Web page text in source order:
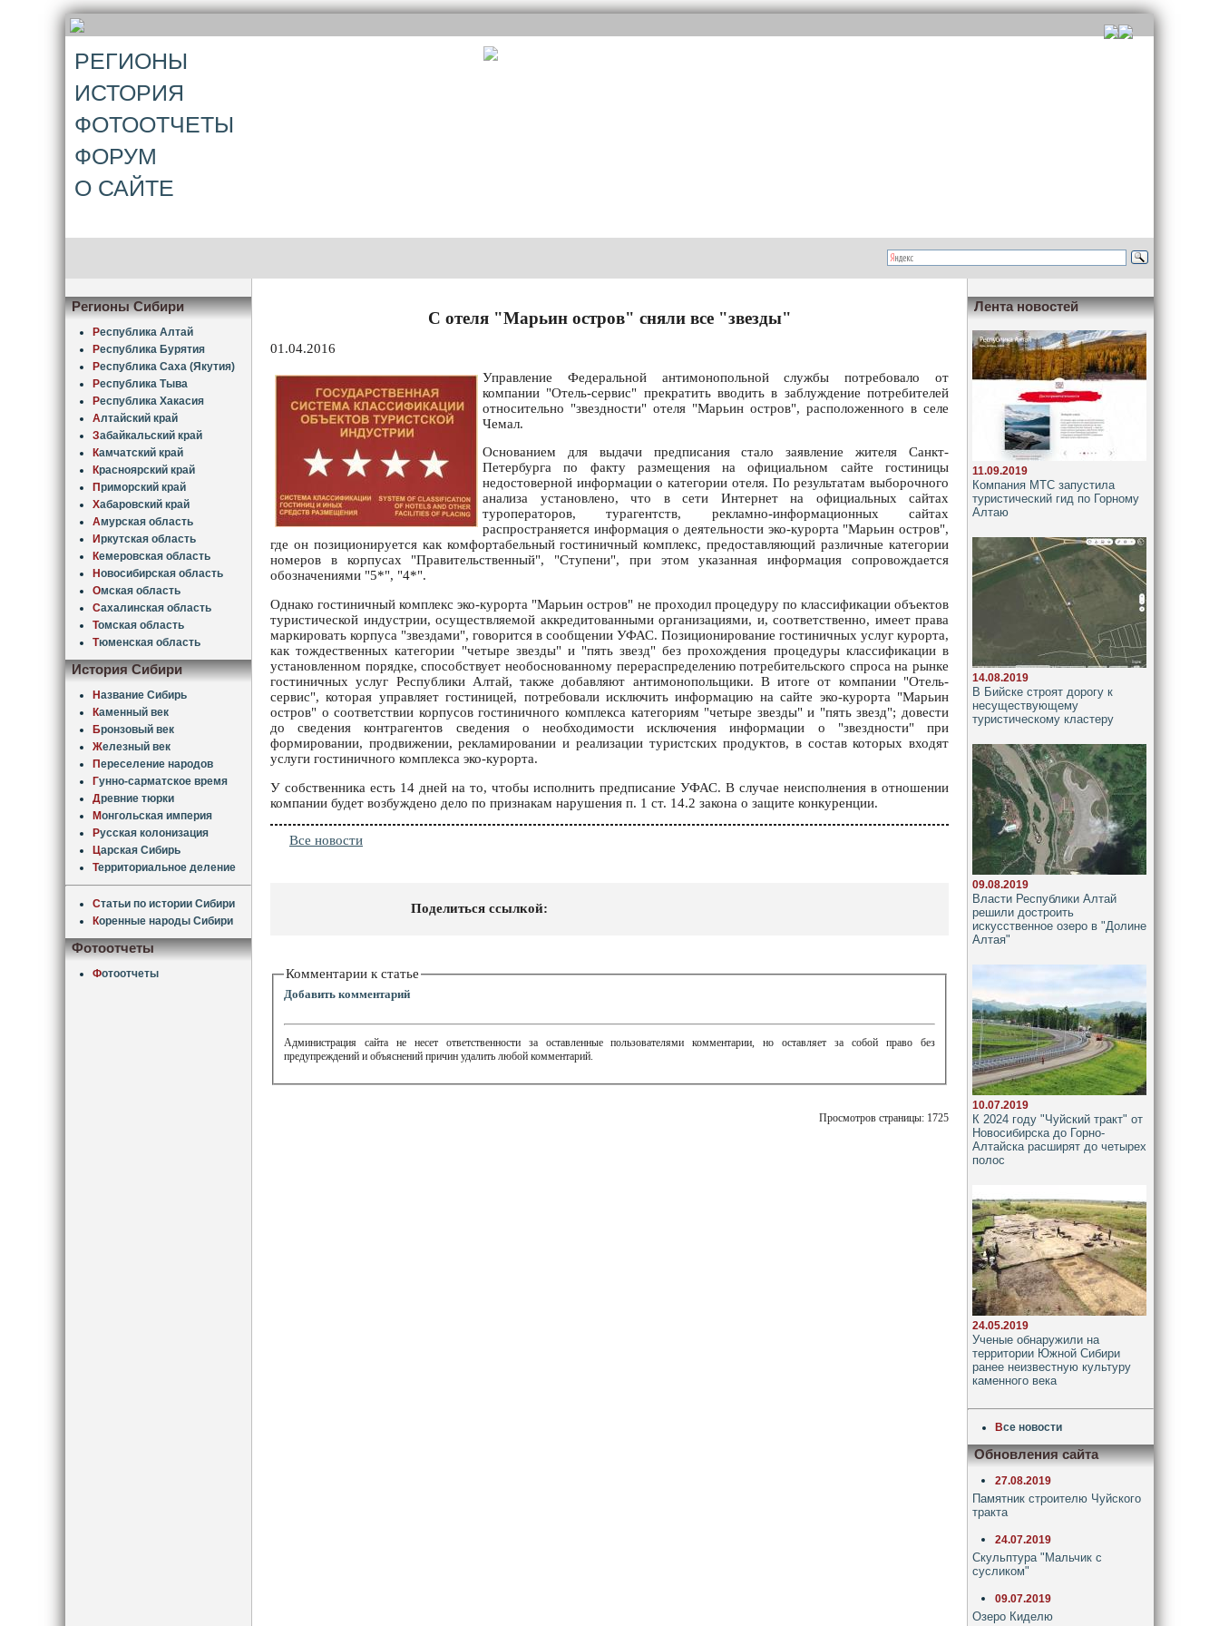
РЕГИОНЫ
ИСТОРИЯ
ФОТООТЧЕТЫ
ФОРУМ
О САЙТЕ
Регионы Сибири
Республика Алтай
Республика Бурятия
Республика Саха (Якутия)
Республика Тыва
Республика Хакасия
Алтайский край
Забайкальский край
Камчатский край
Красноярский край
Приморский край
Хабаровский край
Амурская область
Иркутская область
Кемеровская область
Новосибирская область
Омская область
Сахалинская область
Томская область
Тюменская область
История Сибири
Название Сибирь
Каменный век
Бронзовый век
Железный век
Переселение народов
Гунно-сарматское время
Древние тюрки
Монгольская империя
Русская колонизация
Царская Сибирь
Территориальное деление
Статьи по истории Сибири
Коренные народы Сибири
Фотоотчеты
Фотоотчеты
С отеля "Марьин остров" сняли все "звезды"
01.04.2016
Управление Федеральной антимонопольной службы потребовало от
компании "Отель-сервис" прекратить вводить в заблуждение потребителей
относительно "звездности" отеля "Марьин остров", расположенного в селе
Чемал.
Основанием для выдачи предписания стало заявление жителя Санкт-
Петербурга по факту размещения на официальном сайте гостиницы
недостоверной информации о категории отеля. По результатам выборочного
анализа установлено, что в сети Интернет на официальных сайтах
туроператоров, турагентств, рекламно-информационных сайтах
распространяется информация о деятельности эко-курорта "Марьин остров",
где он позиционируется как комфортабельный гостиничный комплекс, предоставляющий различные категории
номеров в корпусах "Правительственный", "Ступени", при этом указанная информация сопровождается
обозначениями "5*", "4*".
Однако гостиничный комплекс эко-курорта "Марьин остров" не проходил процедуру по классификации объектов
туристической индустрии, осуществляемой аккредитованными организациями, и, соответственно, имеет права
маркировать корпуса "звездами", говорится в сообщении УФАС. Позиционирование гостиничных услуг курорта,
как тождественных категории "четыре звезды" и "пять звезд" без прохождения процедуры классификации в
установленном порядке, способствует необоснованному перераспределению потребительского спроса на рынке
гостиничных услуг Республики Алтай, также добавляют антимонопольщики. В итоге от компании "Отель-
сервис", которая управляет гостиницей, потребовали исключить информацию на сайте эко-курорта "Марьин
остров" о соответствии корпусов гостиничного комплекса категориям "четыре звезды" и "пять звезд"; довести
до сведения контрагентов сведения о необходимости исключения информации о "звездности" при
формировании, продвижении, рекламировании и реализации туристских продуктов, в состав которых входят
услуги гостиничного комплекса эко-курорта.
У собственника есть 14 дней на то, чтобы исполнить предписание УФАС. В случае неисполнения в отношении
компании будет возбуждено дело по признакам нарушения п. 1 ст. 14.2 закона о защите конкуренции.
Все новости
Поделиться ссылкой:
Комментарии к статье
Добавить комментарий
Администрация сайта не несет ответственности за оставленные пользователями комментарии, но оставляет за собой право без
предупреждений и объяснений причин удалить любой комментарий.
Просмотров страницы: 1725
Лента новостей
11.09.2019
Компания МТС запустила
туристический гид по Горному
Алтаю
14.08.2019
В Бийске строят дорогу к
несуществующему
туристическому кластеру
09.08.2019
Власти Республики Алтай
решили достроить
искусственное озеро в "Долине
Алтая"
10.07.2019
К 2024 году "Чуйский тракт" от
Новосибирска до Горно-
Алтайска расширят до четырех
полос
24.05.2019
Ученые обнаружили на
территории Южной Сибири
ранее неизвестную культуру
каменного века
Все новости
Обновления сайта
27.08.2019
Памятник строителю Чуйского
тракта
24.07.2019
Скульптура "Мальчик с
сусликом"
09.07.2019
Озеро Киделю